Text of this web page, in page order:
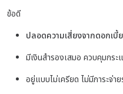
ข้อดี
ปลอดความเสี่ยงจากดอกเบี้ย
มีเงินสำรองเสมอ ควบคุมกระ
อยู่แบบไม่เครียด ไม่มีภาระจ่า